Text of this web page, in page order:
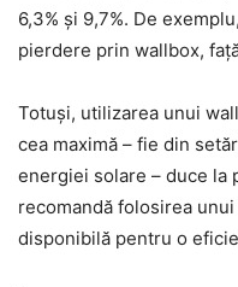
6,3% și 9,7%. De
pierdere prin wallbox,
Totuși, utilizarea unui
cea maximă – fie din
energiei solare – duce la
recomandă folosirea
disponibilă pentru o